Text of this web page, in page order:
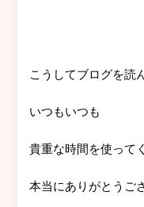
こうしてブログを読
いつもいつも
貴重な時間を使って
本当にありがとうご